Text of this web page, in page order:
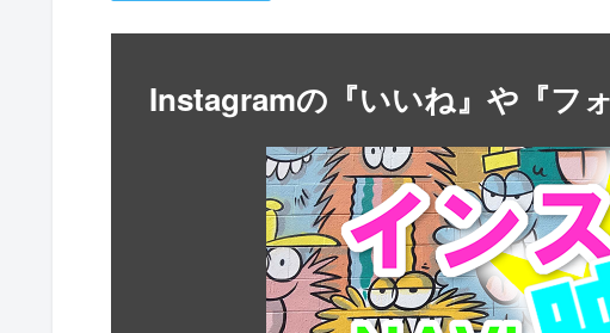
Instagramの『いいね』や『フ